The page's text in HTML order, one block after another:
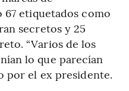
etiquetados como
secretos y 25
“Varios de los
lo que parecían
por el ex presidente.